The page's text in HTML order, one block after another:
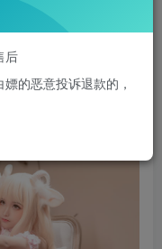
后
的恶意投诉退款的，